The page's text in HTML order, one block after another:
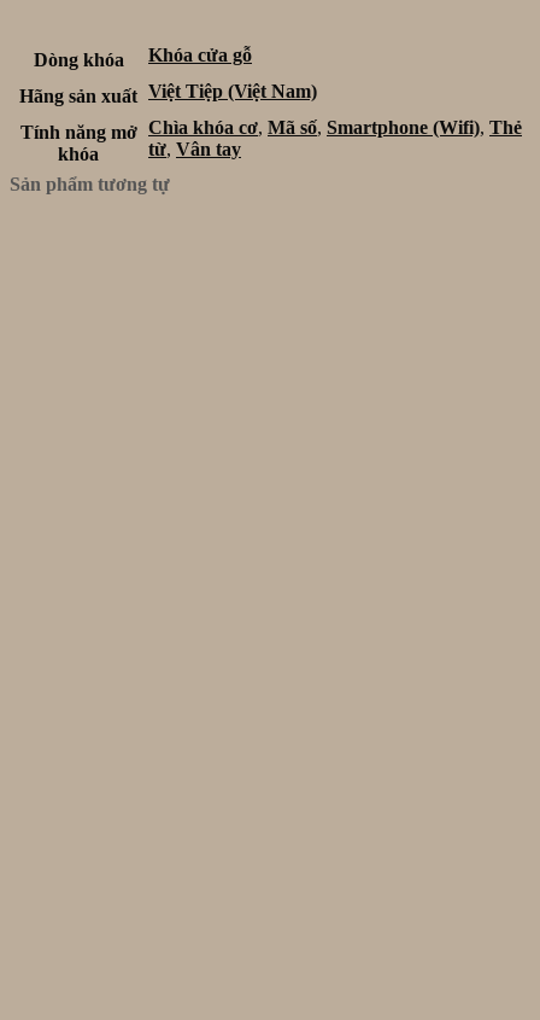
Dòng khóa
Khóa cửa gỗ
Hãng sản xuất Việt Tiệp (Việt Nam)
Tính năng mở
khóa
Chìa khóa cơ, Mã số, Smartphone (Wifi), Thẻ
từ, Vân tay
Sản phẩm tương tự